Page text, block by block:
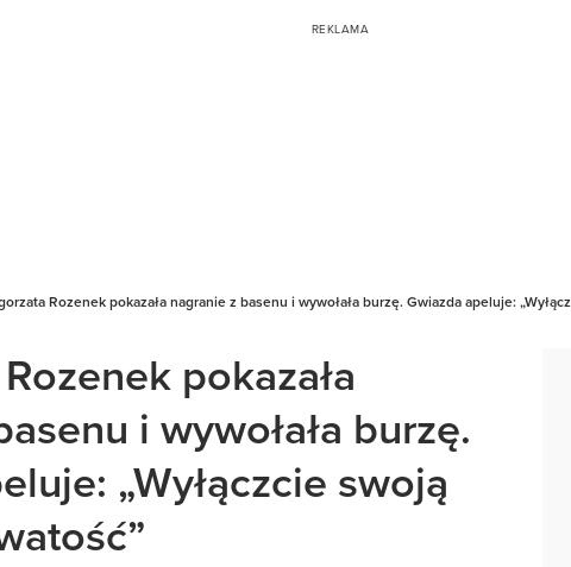
Rozenek pokazała nagranie z basenu i wywołała burzę. Gwiazda apeluje:
pokazała
i wywołała burzę.
„Wyłączcie swoją